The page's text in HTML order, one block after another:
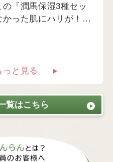
『潤馬保湿3種セッ
かった肌にハリが！…
と見る
覧はこちら